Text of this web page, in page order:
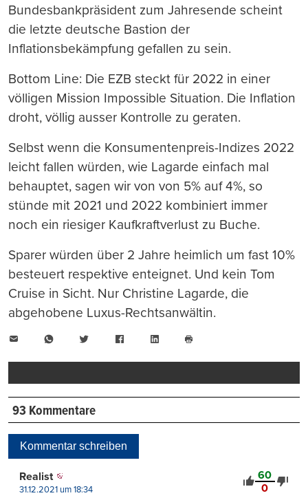
Bundesbankpräsident zum Jahresende scheint
die letzte deutsche Bastion der
Inflationsbekämpfung gefallen zu sein.
Bottom Line: Die EZB steckt für 2022 in einer
völligen Mission Impossible Situation. Die Inflation
droht, völlig ausser Kontrolle zu geraten.
Selbst wenn die Konsumentenpreis-Indizes 2022
leicht fallen würden, wie Lagarde einfach mal
behauptet, sagen wir von von 5% auf 4%, so
stünde mit 2021 und 2022 kombiniert immer
noch ein riesiger Kaufkraftverlust zu Buche.
Sparer würden über 2 Jahre heimlich um fast 10%
besteuert respektive enteignet. Und kein Tom
Cruise in Sicht. Nur Christine Lagarde, die
abgehobene Luxus-Rechtsanwältin.
WhatsAppTwitter FacebookLinkedIn
drucken
93 Kommentare
Kommentar schreiben
60
0
Realist
31.12.2021 um 18:34